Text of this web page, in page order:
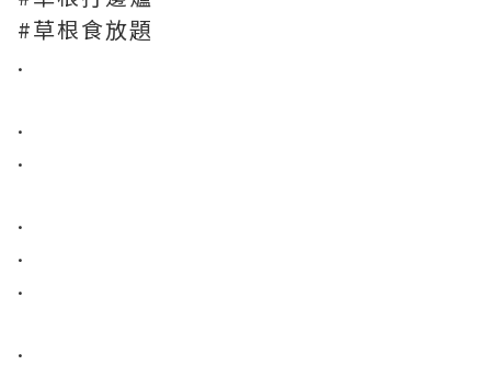
#草根食放題
.
.
.
.
.
.
.